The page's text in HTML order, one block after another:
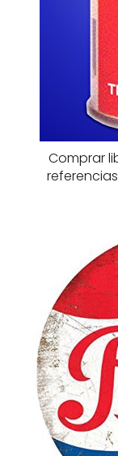
Comprar